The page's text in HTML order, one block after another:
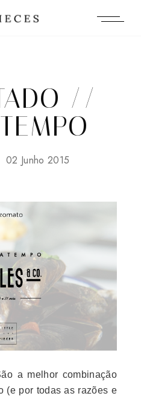
//
02 Junho 2015
a melhor combinação
(e por todas as razões e